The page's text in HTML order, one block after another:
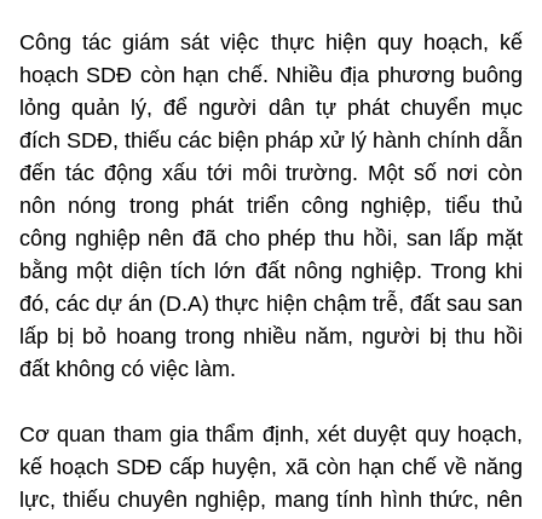
Công tác giám sát việc thực hiện quy hoạch, kế
hoạch SDĐ còn hạn chế. Nhiều địa phương buông
lỏng quản lý, để người dân tự phát chuyển mục
đích SDĐ, thiếu các biện pháp xử lý hành chính dẫn
đến tác động xấu tới môi trường. Một số nơi còn
nôn nóng trong phát triển công nghiệp, tiểu thủ
công nghiệp nên đã cho phép thu hồi, san lấp mặt
bằng một diện tích lớn đất nông nghiệp. Trong khi
đó, các dự án (D.A) thực hiện chậm trễ, đất sau san
lấp bị bỏ hoang trong nhiều năm, người bị thu hồi
đất không có việc làm.
Cơ quan tham gia thẩm định, xét duyệt quy hoạch,
kế hoạch SDĐ cấp huyện, xã còn hạn chế về năng
lực, thiếu chuyên nghiệp, mang tính hình thức, nên